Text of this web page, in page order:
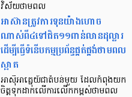
វិស័យថាមពល
អាស៊ានត្រូវការទុនយ៉ាងហោច
ណាស់ពី៤ទៅជិត១១ពាន់លានដុល្លារ
ដើម្បីធ្វើទំនើបកម្មប្រព័ន្ធផ្គត់ផ្គង់ថាមពល
ស្អាត
អាស៊ីអាគ្នេយ៍ជាតំបន់មួយ ដែលកំពុងយក
ចិត្តទុកដាក់លើការលើកកម្ពស់ថាមពល